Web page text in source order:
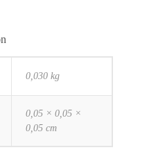
0,030 kg
0,05 × 0,05 ×
0,05 cm